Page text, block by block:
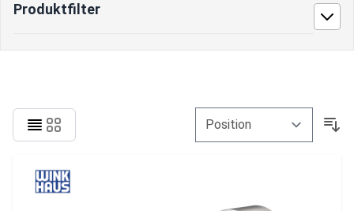
Produktfilter